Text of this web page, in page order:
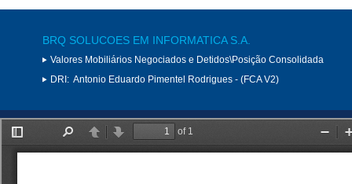
BRQ SOLUCOES EM INFORMATICA S.A.
Valores Mobiliários Negociados e Detidos\Posição Consolidada
DRI: Antonio Eduardo Pimentel Rodrigues - (FCA V2)